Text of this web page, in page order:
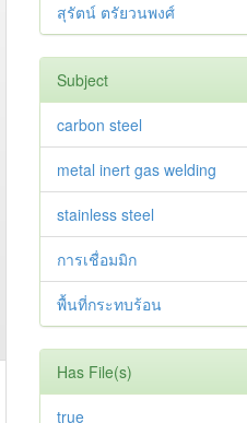
สุรัตน์ ตรัยวนพงศ์
Subject
carbon steel
metal inert gas welding
stainless steel
การเชื่อมมิก
พื้นที่กระทบร้อน
Has File(s)
true